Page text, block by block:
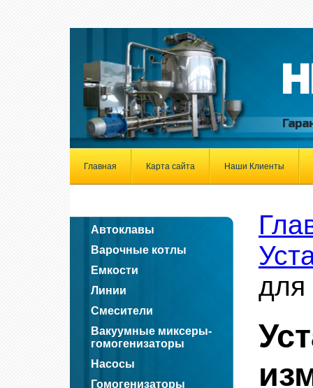
Главная Карта сайта Наши Клиенты
Автоклавы
Варочные котлы
Емкости
Линии
Смесители
Вакуумные миксеры-
гомогенизаторы
Насосы
Гомогенизаторы
для